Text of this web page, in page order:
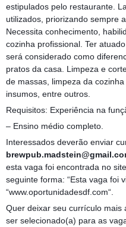
estipulados pelo restaurante.
utilizados, priorizando sempre
Necessita conhecimento,
cozinha profissional. Ter
será considerado como
pratos da casa. Limpeza e
de massas, limpeza da
insumos, entre outros.
Requisitos: Experiência na
– Ensino médio completo.
Interessados deverão enviar
esta vaga foi encontrada no
seguinte forma: “Esta vaga foi
“www.oportunidadesdf.com“.
Quer deixar seu currículo mais
ser selecionado(a) para as